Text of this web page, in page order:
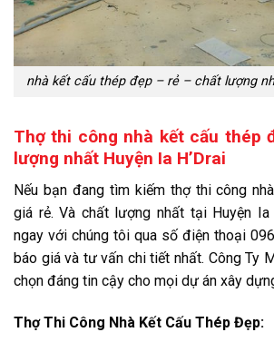
nhà kết cấu thép đẹp – rẻ – chất lượng
Thợ thi công nhà kết cấu thép
lượng nhất Huyện Ia H’Drai
Nếu bạn đang tìm kiếm thợ thi công
giá rẻ. Và chất lượng nhất tại Huyện Ia
ngay với chúng tôi qua số điện thoại
báo giá và tư vấn chi tiết nhất. Công Ty
chọn đáng tin cậy cho mọi dự án xây
Thợ Thi Công Nhà Kết Cấu Thép Đẹp: